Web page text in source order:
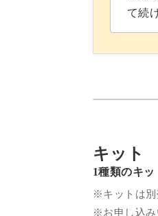
て続
キット
1種類のキッ
※キットは別
※お申し込み